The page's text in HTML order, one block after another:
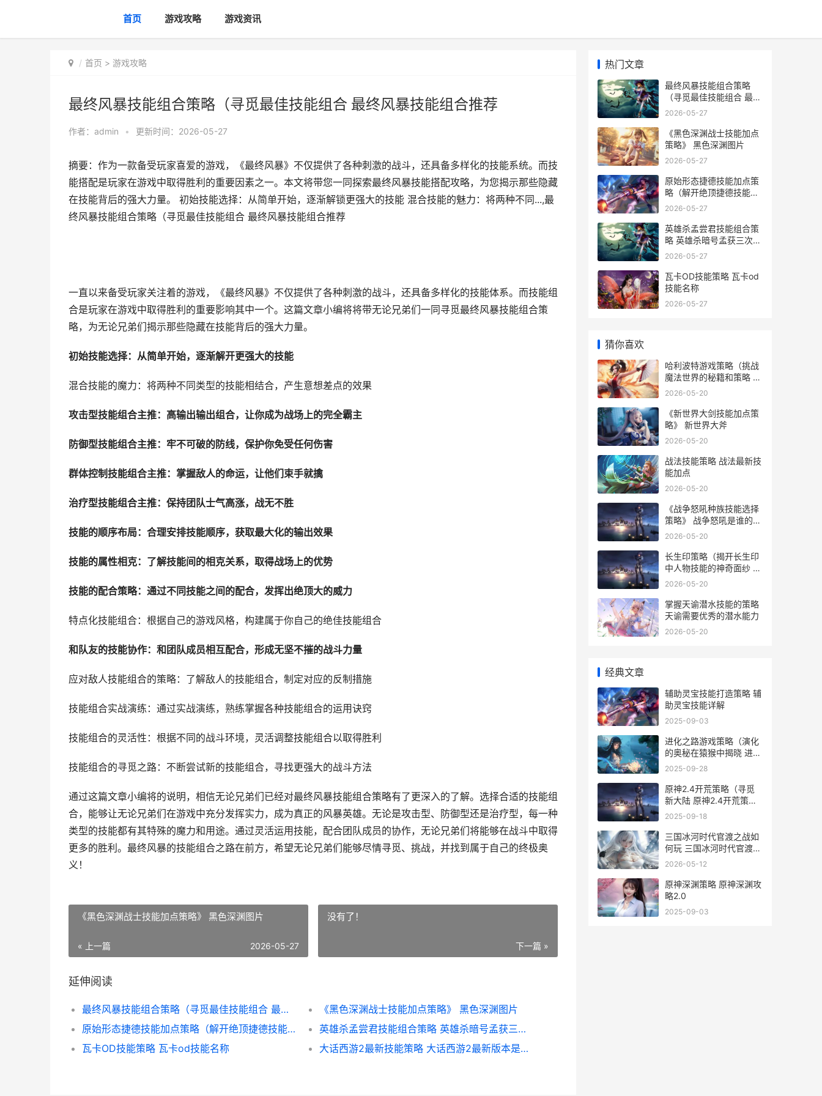
首页 游戏攻略 游戏资讯
首页 > 游戏攻略
最终风暴技能组合策略（寻觅最佳技能组合 最终风暴技能组合推荐
作者： admin • 更新时间：2026-05-27
摘要：作为一款备受玩家喜爱的游戏，《最终风暴》不仅提供了各种刺激的战斗，还具备多样化的技能系统。而技
能搭配是玩家在游戏中取得胜利的重要因素之一。本文将带您一同探索最终风暴技能搭配攻略，为您揭示那些隐藏
在技能背后的强大力量。 初始技能选择：从简单开始，逐渐解锁更强大的技能 混合技能的魅力：将两种不同...,最
终风暴技能组合策略（寻觅最佳技能组合 最终风暴技能组合推荐
一直以来备受玩家关注着的游戏，《最终风暴》不仅提供了各种刺激的战斗，还具备多样化的技能体系。而技能组
合是玩家在游戏中取得胜利的重要影响其中一个。这篇文章小编将将带无论兄弟们一同寻觅最终风暴技能组合策
略，为无论兄弟们揭示那些隐藏在技能背后的强大力量。
初始技能选择：从简单开始，逐渐解开更强大的技能
混合技能的魔力：将两种不同类型的技能相结合，产生意想差点的效果
攻击型技能组合主推：高输出输出组合，让你成为战场上的完全霸主
防御型技能组合主推：牢不可破的防线，保护你免受任何伤害
群体控制技能组合主推：掌握敌人的命运，让他们束手就擒
治疗型技能组合主推：保持团队士气高涨，战无不胜
技能的顺序布局：合理安排技能顺序，获取最大化的输出效果
技能的属性相克：了解技能间的相克关系，取得战场上的优势
技能的配合策略：通过不同技能之间的配合，发挥出绝顶大的威力
特点化技能组合：根据自己的游戏风格，构建属于你自己的绝佳技能组合
和队友的技能协作：和团队成员相互配合，形成无坚不摧的战斗力量
应对敌人技能组合的策略：了解敌人的技能组合，制定对应的反制措施
技能组合实战演练：通过实战演练，熟练掌握各种技能组合的运用诀窍
技能组合的灵活性：根据不同的战斗环境，灵活调整技能组合以取得胜利
技能组合的寻觅之路：不断尝试新的技能组合，寻找更强大的战斗方法
通过这篇文章小编将的说明，相信无论兄弟们已经对最终风暴技能组合策略有了更深入的了解。选择合适的技能组
合，能够让无论兄弟们在游戏中充分发挥实力，成为真正的风暴英雄。无论是攻击型、防御型还是治疗型，每一种
类型的技能都有其特殊的魔力和用途。通过灵活运用技能，配合团队成员的协作，无论兄弟们将能够在战斗中取得
更多的胜利。最终风暴的技能组合之路在前方，希望无论兄弟们能够尽情寻觅、挑战，并找到属于自己的终极奥
义！
《黑色深渊战士技能加点策略》 黑色深渊图片
« 上一篇 2026-05-27
没有了！
下一篇 »
延伸阅读
最终风暴技能组合策略（寻觅最佳技能组合 最终风暴技能组合推荐
《黑色深渊战士技能加点策略》 黑色深渊图片
原始形态捷德技能加点策略（解开绝顶捷德技能组合 捷德奥特曼原始形态值多少钱ssr
英雄杀孟尝君技能组合策略 英雄杀暗号孟获三次搬家
瓦卡OD技能策略 瓦卡od技能名称
大话西游2最新技能策略 大话西游2最新版本是多少
热门文章
最终风暴技能组合策略
（寻觅最佳技能组合 最终
风暴技能组合推荐
2026-05-27
《黑色深渊战士技能加点
策略》 黑色深渊图片
2026-05-27
原始形态捷德技能加点策
略（解开绝顶捷德技能组
合 捷德奥特曼原始形态值
2026-05-27
英雄杀孟尝君技能组合策
略 英雄杀暗号孟获三次搬
家
2026-05-27
瓦卡OD技能策略 瓦卡od
技能名称
2026-05-27
猜你喜欢
哈利波特游戏策略（挑战
魔法世界的秘籍和策略 哈
利波特游戏官方
2026-05-20
《新世界大剑技能加点策
略》 新世界大斧
2026-05-20
战法技能策略 战法最新技
能加点
2026-05-20
《战争怒吼种族技能选择
策略》 战争怒吼是谁的技
能
2026-05-20
长生印策略（揭开长生印
中人物技能的神奇面纱 长
生印怎么赚钱
2026-05-20
掌握天谕潜水技能的策略
天谕需要优秀的潜水能力
2026-05-20
经典文章
辅助灵宝技能打造策略 辅
助灵宝技能详解
2025-09-03
进化之路游戏策略（演化
的奥秘在猿猴中揭晓 进化
之路下载
2025-09-28
原神2.4开荒策略（寻觅
新大陆 原神2.4开荒策略
图
2025-09-18
三国冰河时代官渡之战如
何玩 三国冰河时代官渡之
战攻略
2026-05-12
原神深渊策略 原神深渊攻
略2.0
2025-09-03